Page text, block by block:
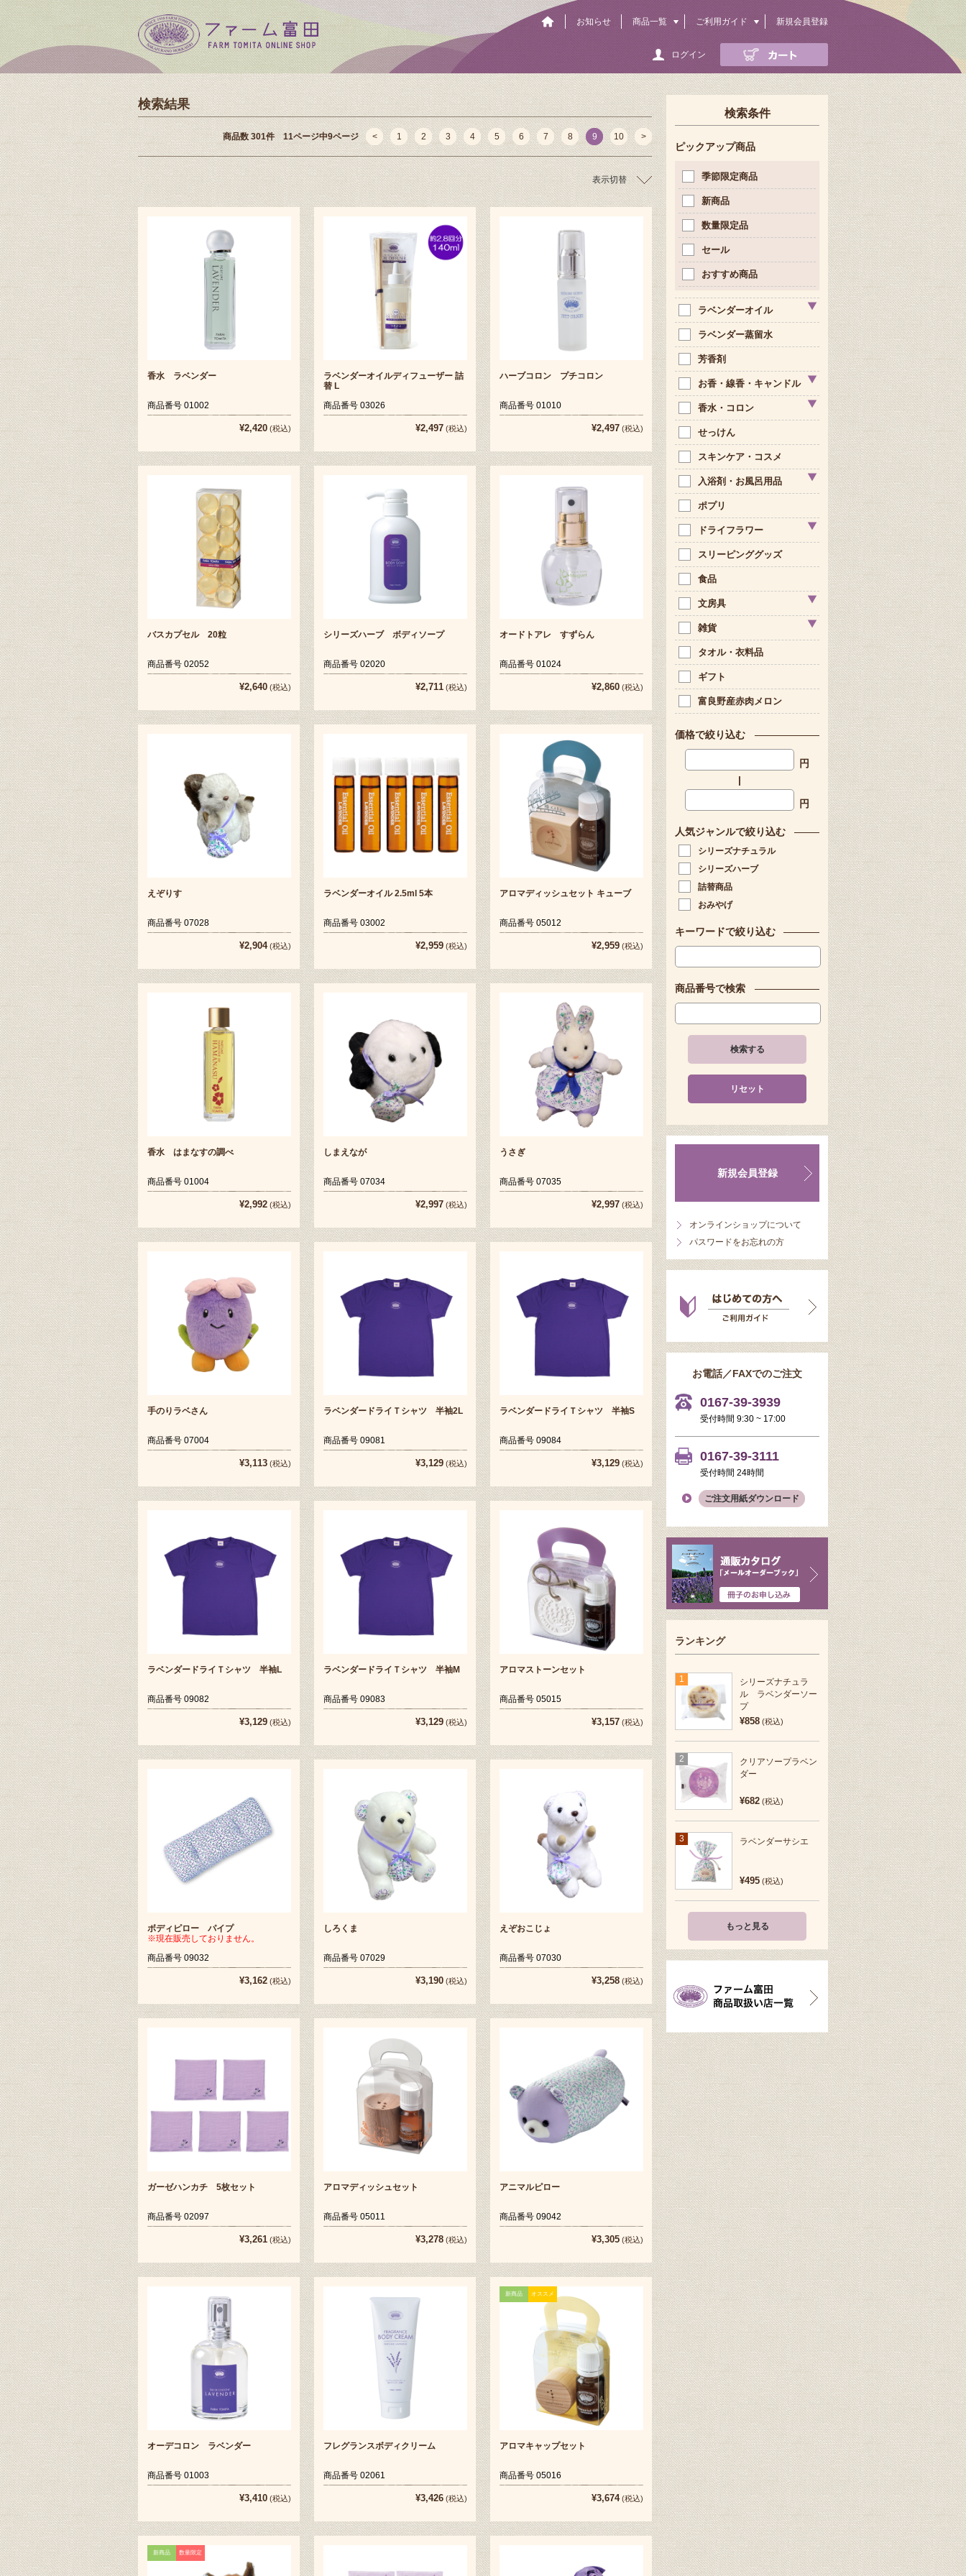
お知らせ 商品一覧 ご利用ガイド 新規会員登録
ログイン
検索結果
< 1 2 3 4 5 6 7 8 9 10 >
商品数 301件 11ページ中9ページ
表示切替
香水 ラベンダー
商品番号 01002
¥2,420 (税込)
ラベンダーオイルディフューザー 詰
替 L
商品番号 03026
¥2,497 (税込)
ハーブコロン プチコロン
商品番号 01010
¥2,497 (税込)
バスカプセル 20粒
商品番号 02052
¥2,640 (税込)
シリーズハーブ ボディソープ
商品番号 02020
¥2,711 (税込)
オードトアレ すずらん
商品番号 01024
¥2,860 (税込)
えぞりす
商品番号 07028
¥2,904(税込)
ラベンダーオイル 2.5ml 5本
商品番号 03002
¥2,959 (税込)
アロマディッシュセット キューブ
商品番号 05012
¥2,959 (税込)
香水 はまなすの調べ
商品番号 01004
¥2,992 (税込)
しまえなが
商品番号 07034
¥2,997 (税込)
うさぎ
商品番号 07035
¥2,997 (税込)
手のりラベさん
商品番号 07004
¥3,113 (税込)
ラベンダードライＴシャツ 半袖2L
商品番号 09081
¥3,129 (税込)
ラベンダードライＴシャツ 半袖S
商品番号 09084
¥3,129 (税込)
ラベンダードライＴシャツ 半袖L
商品番号 09082
¥3,129 (税込)
ラベンダードライＴシャツ 半袖M
商品番号 09083
¥3,129 (税込)
アロマストーンセット
商品番号 05015
¥3,157 (税込)
ボディピロー パイプ
※現在販売しておりません。
商品番号 09032
¥3,162 (税込)
しろくま
商品番号 07029
¥3,190 (税込)
えぞおこじょ
商品番号 07030
¥3,258 (税込)
ガーゼハンカチ 5枚セット
商品番号 02097
¥3,261 (税込)
アロマディッシュセット
商品番号 05011
¥3,278 (税込)
アニマルピロー
商品番号 09042
¥3,305 (税込)
オーデコロン ラベンダー
商品番号 01003
¥3,410 (税込)
フレグランスボディクリーム
商品番号 02061
¥3,426 (税込)
新商品 オススメ
アロマキャップセット
商品番号 05016
¥3,674(税込)
新商品 数量限定
検索条件
ピックアップ商品
季節限定商品
新商品
数量限定品
セール
おすすめ商品
ラベンダーオイル
ラベンダー蒸留水
芳香剤
お香・線香・キャンドル
香水・コロン
せっけん
スキンケア・コスメ
入浴剤・お風呂用品
ポプリ
ドライフラワー
スリーピンググッズ
食品
文房具
雑貨
タオル・衣料品
ギフト
富良野産赤肉メロン
価格で絞り込む
円
|
円
人気ジャンルで絞り込む
シリーズナチュラル
シリーズハーブ
詰替商品
おみやげ
キーワードで絞り込む
商品番号で検索
検索する
リセット
新規会員登録
オンラインショップについて
パスワードをお忘れの方
お電話／FAXでのご注文
0167-39-3939
受付時間 9:30 ~ 17:00
0167-39-3111
受付時間 24時間
ご注文用紙ダウンロード
ランキング
1
シリーズナチュラ
ル ラベンダーソー
プ
¥858 (税込)
2
クリアソープラベン
ダー
¥682 (税込)
3 ラベンダーサシエ
¥495 (税込)
もっと見る